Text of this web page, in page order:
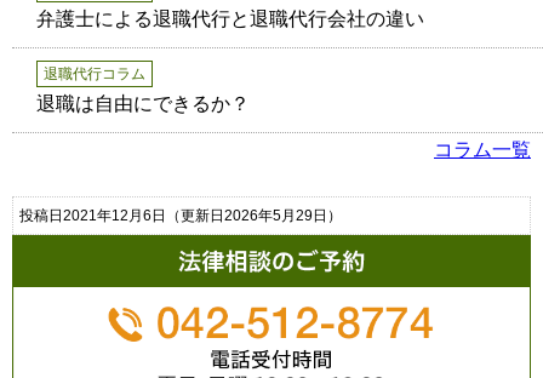
弁護士による退職代行と退職代行会社の違い
退職代行コラム
退職は自由にできるか？
コラム一覧
投稿日2021年12月6日 （更新日2026年5月29日）